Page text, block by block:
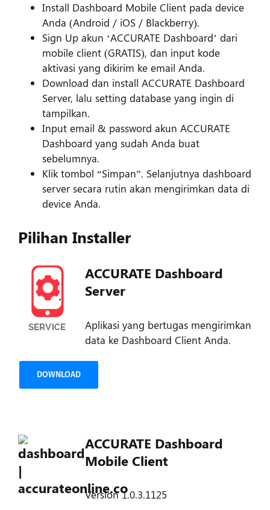
Install Dashboard Mobile Client pada device
Anda (Android / iOS / Blackberry).
Sign Up akun ‘ACCURATE Dashboard’ dari
mobile client (GRATIS), dan input kode
aktivasi yang dikirim ke email Anda.
Download dan install ACCURATE Dashboard
Server, lalu setting database yang ingin di
tampilkan.
Input email & password akun ACCURATE
Dashboard yang sudah Anda buat
sebelumnya.
Klik tombol “Simpan”. Selanjutnya dashboard
server secara rutin akan mengirimkan data di
device Anda.
Pilihan Installer
ACCURATE Dashboard
Server
Aplikasi yang bertugas mengirimkan
data ke Dashboard Client Anda.
DOWNLOAD
ACCURATE Dashboard
Mobile Client
Version 1.0.3.1125